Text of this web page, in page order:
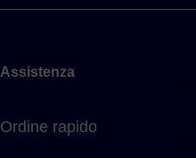
Assistenza
Ordine rapido